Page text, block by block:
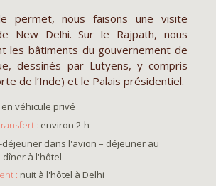
permet, nous faisons une visite
New Delhi. Sur le Rajpath, nous
les bâtiments du gouvernement de
dessinés par Lutyens, y compris
de l’Inde) et le Palais présidentiel.
en véhicule privé
environ 2 h
déjeuner dans l'avion – déjeuner au
à l'hôtel
: nuit à l'hôtel à Delhi